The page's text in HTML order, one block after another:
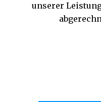
unserer